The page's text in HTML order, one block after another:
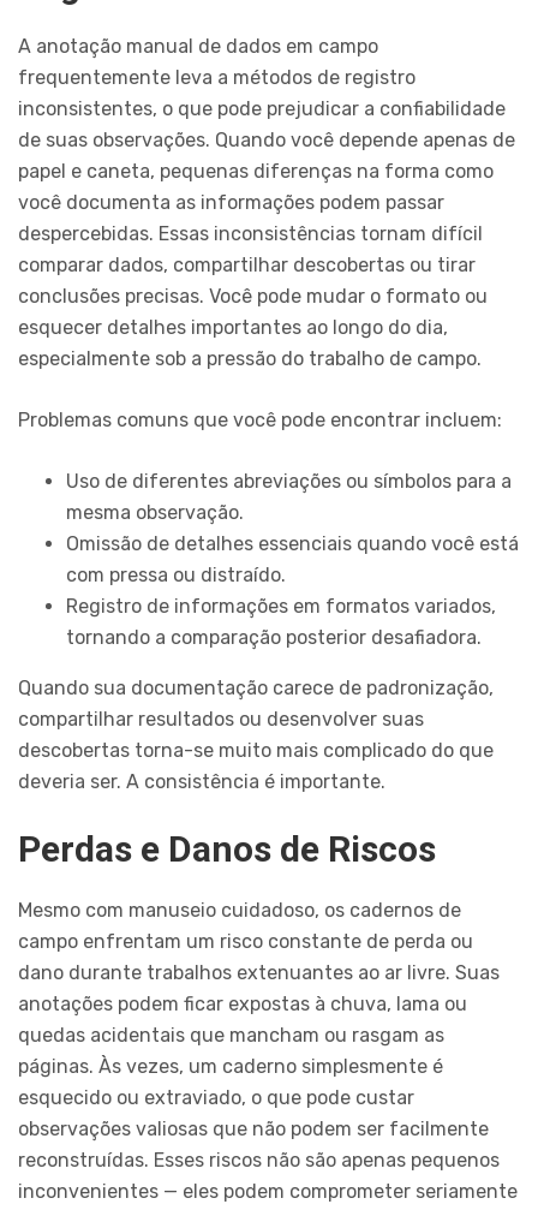
A anotação manual de dados em campo
frequentemente leva a métodos de registro
inconsistentes, o que pode prejudicar a confiabilidade
de suas observações. Quando você depende apenas de
papel e caneta, pequenas diferenças na forma como
você documenta as informações podem passar
despercebidas. Essas inconsistências tornam difícil
comparar dados, compartilhar descobertas ou tirar
conclusões precisas. Você pode mudar o formato ou
esquecer detalhes importantes ao longo do dia,
especialmente sob a pressão do trabalho de campo.
Problemas comuns que você pode encontrar incluem:
Uso de diferentes abreviações ou símbolos para a
mesma observação.
Omissão de detalhes essenciais quando você está
com pressa ou distraído.
Registro de informações em formatos variados,
tornando a comparação posterior desafiadora.
Quando sua documentação carece de padronização,
compartilhar resultados ou desenvolver suas
descobertas torna-se muito mais complicado do que
deveria ser. A consistência é importante.
Perdas e Danos de Riscos
Mesmo com manuseio cuidadoso, os cadernos de
campo enfrentam um risco constante de perda ou
dano durante trabalhos extenuantes ao ar livre. Suas
anotações podem ficar expostas à chuva, lama ou
quedas acidentais que mancham ou rasgam as
páginas. Às vezes, um caderno simplesmente é
esquecido ou extraviado, o que pode custar
observações valiosas que não podem ser facilmente
reconstruídas. Esses riscos não são apenas pequenos
inconvenientes — eles podem comprometer seriamente